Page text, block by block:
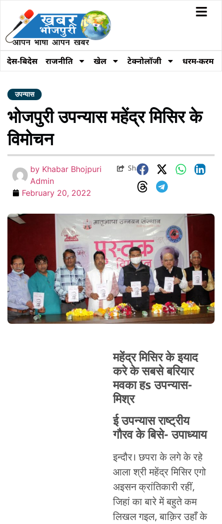
देस-बिदेस राजनीति खेल टेक्नोलॉजी धरम-करम
उपन्यास
भोजपुरी उपन्यास महेंद्र मिसिर के
विमोचन
by Khabar Bhojpuri
Admin
February 20, 2022
Share
महेंद्र मिसिर के इयाद
करे के सबसे बरियार
मवका हs उपन्यास-
मिश्र
ई उपन्यास राष्ट्रीय
गौरव के बिसे- उपाध्याय
इन्दौर। छपरा के लगे के रहे
आला श्री महेंद्र मिसिर एगो
अइसन क्रांतिकारी रहीं,
जिहां का बारे में बहुते कम
लिखल गइल, बाक़िर उहाँ के